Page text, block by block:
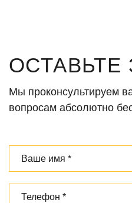
ОСТАВЬТЕ
Мы проконсультируем
вопросам абсолютно